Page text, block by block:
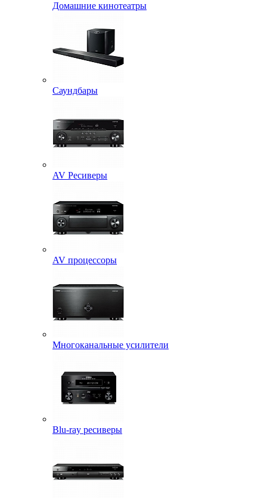
Домашние кинотеатры
Саундбары
AV Ресиверы
AV процессоры
Многоканальные усилители
Blu-ray ресиверы